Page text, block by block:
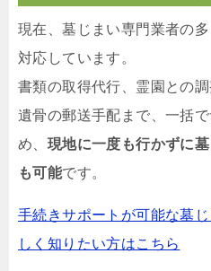
現在、墓じまい専門業者の
対応しています。
書類の取得代行、霊園との
遺骨の郵送手配まで、一括
め、 現地に一度も行かずに
も可能です。
手続きサポートが可能な墓
しく知りたい方はこちら